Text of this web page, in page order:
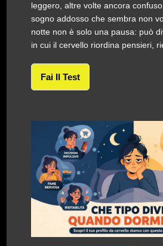
leggero, altre volte ancora
sogno addosso che sembra non
notte non è solo una pausa: può
in cui il cervello riordina pensieri,
Fai Il Test